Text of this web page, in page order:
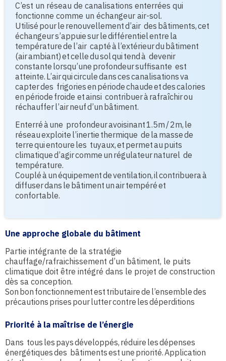
C’est un réseau de canalisations enterrées qui
fonctionne comme un échangeur air-sol.
Utilisé pour le renouvellement d’air des bâtiments, cet
échangeur s’appuie sur le différentiel entre la
température de l’air capté à l’extérieur du bâtiment
(air ambiant) et celle du sol qui tend à devenir
constante lorsqu’une profondeur suffisante est
atteinte. L’air qui circule dans ces canalisations va
capter des frigories en période chaude et des calories
en période froide et ainsi contribuer à rafraîchir ou
réchauffer l’air neuf d’un bâtiment.
Enterré à une profondeur avoisinant 1.5m / 2m, le
réseau exploite l’inertie thermique de la masse de
terre qui entoure les tuyaux, et permet au puits
climatique d’agir comme un régulateur naturel de
température.
Couplé à un équipement de ventilation, il contribuera à
diffuser dans le bâtiment un air tempéré et
confortable.
Une approche globale du bâtiment
Partie intégrante de la stratégie
chauffage/rafraichissement d’un bâtiment, le puits
climatique doit être intégré dans le projet de construction
dès sa conception.
Son bon fonctionnement est tributaire de l’ensemble des
précautions prises pour lutter contre les déperditions
Priorité à la maîtrise de l’énergie
Dans tous les pays développés, réduire les dépenses
énergétiques des bâtiments est une priorité. Application